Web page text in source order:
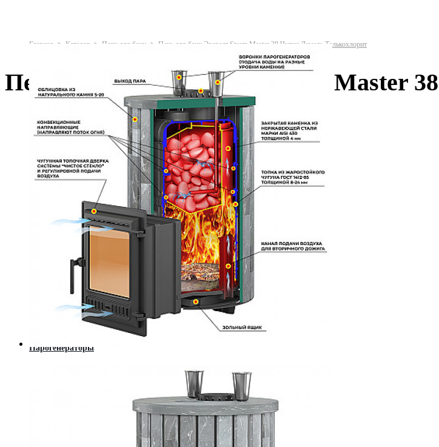
Главная Каталог Печи для бани Печь для бани Эверест Steam Master 38 Чугун Ламель Талькохлорит
Печь для бани Эверест Steam Master
Дымоходы
Двустенные (сэндвич)
Одностенные
Крепёж и проход перекрытий
Кровельные элементы
Сетки для камней
Силикат кальция
Печи для дома
Печи-камины
Отопительные печи
Отопительно-варочные печи
Печи для бани
Каминные топки
Облицовки каминные
Современные камины (Hi-Tech)
Порталы из мрамора
Твердотопливные котлы
Котлы длительного горения
Парогенераторы